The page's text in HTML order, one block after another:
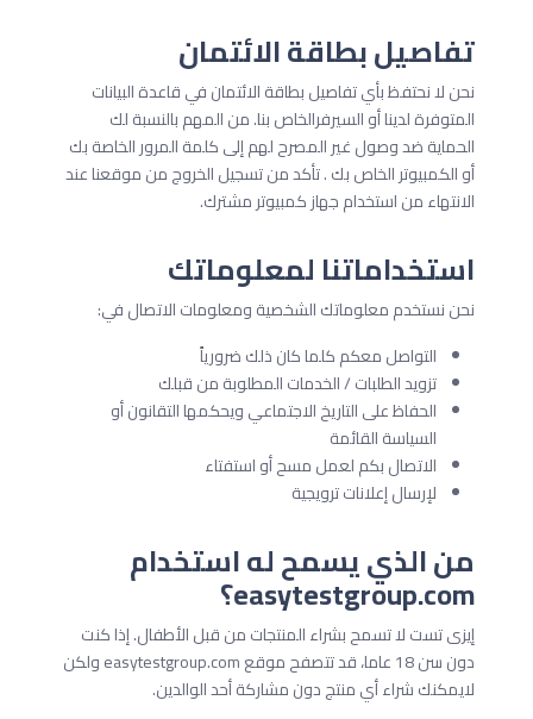
تفاصيل بطاقة الائتمان
نحن لا نحتفظ بأي تفاصيل بطاقة الائتمان في قاعدة البيانات
المتوفرة لدينا أو السيرفرالخاص بنا. من المهم بالنسبة لك
الحماية ضد وصول غير المصرح لهم إلى كلمة المرور الخاصة بك
أو الكمبيوتر الخاص بك . تأكد من تسجيل الخروج من موقعنا عند
الانتهاء من استخدام جهاز كمبيوتر مشترك.
استخداماتنا لمعلوماتك
نحن نستخدم معلوماتك الشخصية ومعلومات الاتصال في:
التواصل معكم كلما كان ذلك ضرورياً
تزويد الطلبات / الخدمات المطلوبة من قبلك
الحفاظ على التاريخ الاجتماعي ويحكمها التقانون أو
السياسة القائمة
الاتصال بكم لعمل مسح أو استفتاء
لإرسال إعلانات ترويجية
من الذي يسمح له استخدام
easytestgroup.com؟
إيزى تست لا تسمح بشراء المنتجات من قبل الأطفال. إذا كنت
دون سن 18 عاما، قد تتصفح موقع easytestgroup.com ولكن
لايمكنك شراء أي منتج دون مشاركة أحد الوالدين.